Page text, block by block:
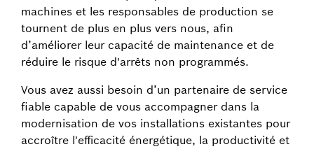
machines et les responsables de production se
tournent de plus en plus vers nous, afin
d’améliorer leur capacité de maintenance et de
réduire le risque d'arrêts non programmés.
Vous avez aussi besoin d’un partenaire de service
fiable capable de vous accompagner dans la
modernisation de vos installations existantes pour
accroître l'efficacité énergétique, la productivité et